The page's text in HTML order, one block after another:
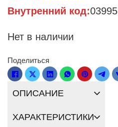
Внутренний код:03995
Нет в наличии
Поделиться
ОПИСАНИЕ
ХАРАКТЕРИСТИКИ